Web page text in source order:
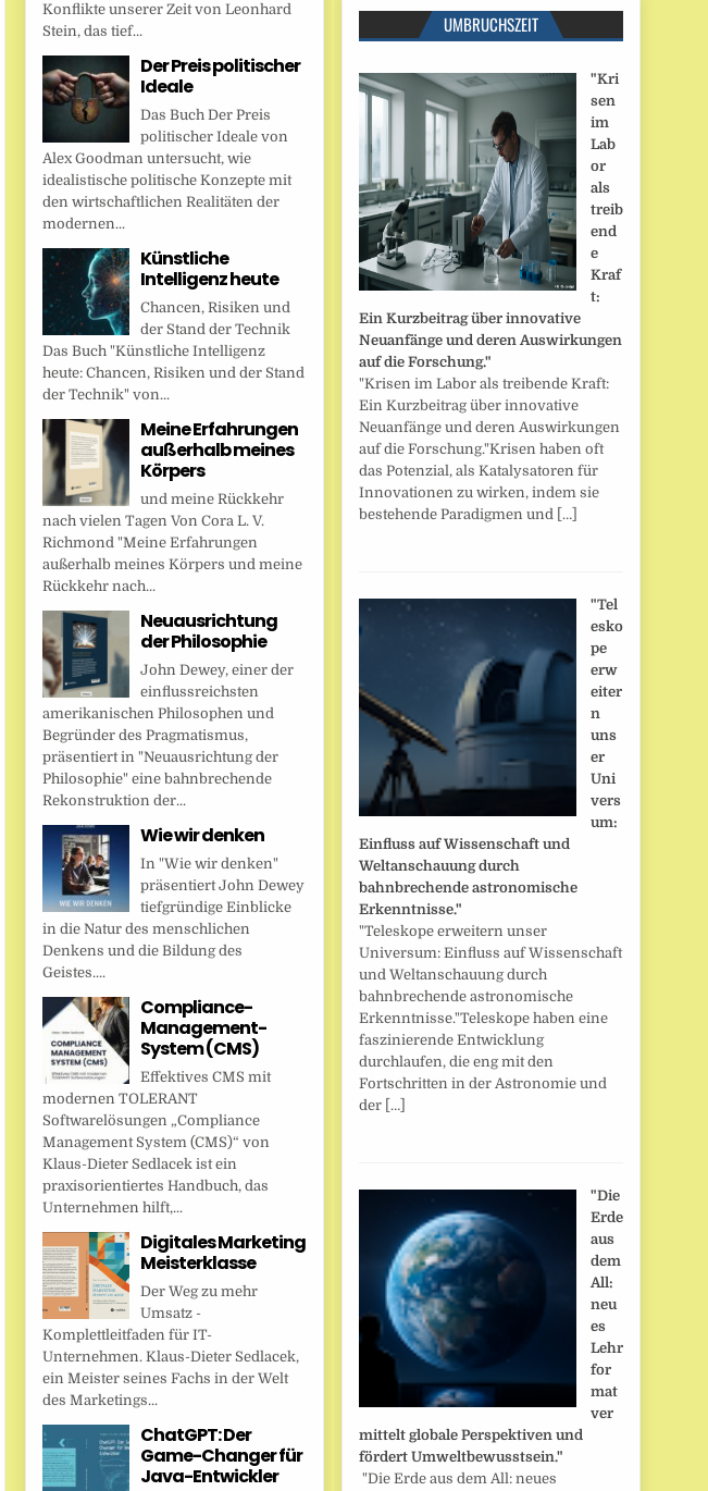
Konflikte unserer Zeit von Leonhard
Stein, das tief...
Der Preis politischer
Ideale
Das Buch Der Preis
politischer Ideale von
Alex Goodman untersucht, wie
idealistische politische Konzepte mit
den wirtschaftlichen Realitäten der
modernen...
Künstliche
Intelligenz heute
Chancen, Risiken und
der Stand der Technik
Das Buch "Künstliche Intelligenz
heute: Chancen, Risiken und der Stand
der Technik" von...
Meine Erfahrungen
außerhalb meines
Körpers
und meine Rückkehr
nach vielen Tagen Von Cora L. V.
Richmond "Meine Erfahrungen
außerhalb meines Körpers und meine
Rückkehr nach...
Neuausrichtung
der Philosophie
John Dewey, einer der
einflussreichsten
amerikanischen Philosophen und
Begründer des Pragmatismus,
präsentiert in "Neuausrichtung der
Philosophie" eine bahnbrechende
Rekonstruktion der...
Wie wir denken
In "Wie wir denken"
präsentiert John Dewey
tiefgründige Einblicke
in die Natur des menschlichen
Denkens und die Bildung des
Geistes....
Compliance-
Management-
System (CMS)
Effektives CMS mit
modernen TOLERANT
Softwarelösungen „Compliance
Management System (CMS)“ von
Klaus-Dieter Sedlacek ist ein
praxisorientiertes Handbuch, das
Unternehmen hilft,...
Digitales Marketing
Meisterklasse
Der Weg zu mehr
Umsatz -
Komplettleitfaden für IT-
Unternehmen. Klaus-Dieter Sedlacek,
ein Meister seines Fachs in der Welt
des Marketings...
ChatGPT: Der
Game-Changer für
Java-Entwickler
UMBRUCHSZEIT
"Kri
sen
im
Lab
or
als
treib
end
e
Kraf
t:
Ein Kurzbeitrag über innovative
Neuanfänge und deren Auswirkungen
auf die Forschung."
"Krisen im Labor als treibende Kraft:
Ein Kurzbeitrag über innovative
Neuanfänge und deren Auswirkungen
auf die Forschung."Krisen haben oft
das Potenzial, als Katalysatoren für
Innovationen zu wirken, indem sie
bestehende Paradigmen und […]
"Tel
esko
pe
erw
eiter
n
uns
er
Uni
vers
um:
Einfluss auf Wissenschaft und
Weltanschauung durch
bahnbrechende astronomische
Erkenntnisse."
"Teleskope erweitern unser
Universum: Einfluss auf Wissenschaft
und Weltanschauung durch
bahnbrechende astronomische
Erkenntnisse."Teleskope haben eine
faszinierende Entwicklung
durchlaufen, die eng mit den
Fortschritten in der Astronomie und
der […]
"Die
Erde
aus
dem
All:
neu
es
Lehr
for
mat
ver
mittelt globale Perspektiven und
fördert Umweltbewusstsein."
"Die Erde aus dem All: neues